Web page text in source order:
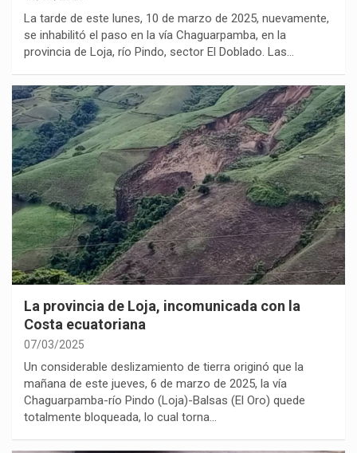
La tarde de este lunes, 10 de marzo de 2025, nuevamente,
se inhabilitó el paso en la vía Chaguarpamba, en la
provincia de Loja, río Pindo, sector El Doblado. Las…
La provincia de Loja, incomunicada con la
Costa ecuatoriana
07/03/2025
Un considerable deslizamiento de tierra originó que la
mañana de este jueves, 6 de marzo de 2025, la vía
Chaguarpamba-río Pindo (Loja)-Balsas (El Oro) quede
totalmente bloqueada, lo cual torna…